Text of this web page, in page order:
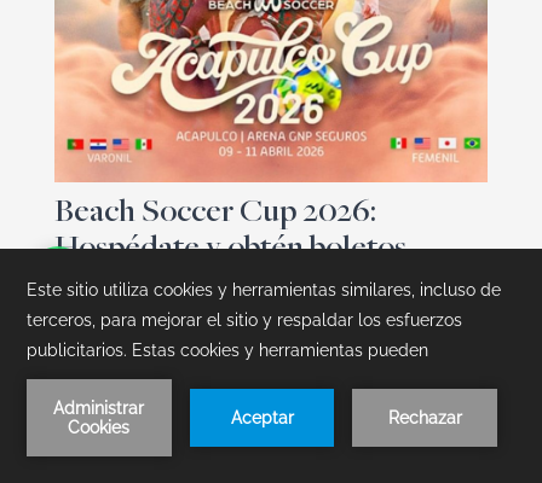
Beach Soccer Cup 2026:
Hospédate y obtén boletos
gratis
Vive el Beach Soccer Cup 2026 en Acapulco.
Reserva en Mundo Imperial y recibe un boleto
por persona. ¡Disfruta el mejor fútbol de playa
en la Arena GNP Seguros!